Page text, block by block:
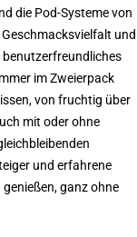
die Pod-Systeme von
und
benutzerfreundliches
im Zweierpack
von fruchtig über
mit oder ohne
und erfahrene
ganz ohne